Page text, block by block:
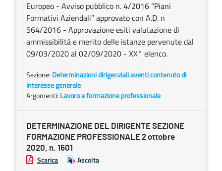
Europeo - Avviso pubblico n. 4/2016 “Piani
Formativi Aziendali” approvato con A.D. n
564/2016 - Approvazione esiti valutazione di
ammissibilità e merito delle istanze pervenute dal
09/03/2020 al 02/09/2020 - XX° elenco.
Sezione: Determinazioni dirigenziali aventi contenuto di
interesse generale
Argomenti: Lavoro e formazione professionale
DETERMINAZIONE DEL DIRIGENTE SEZIONE
FORMAZIONE PROFESSIONALE 2 ottobre
2020, n. 1601
Scarica Ascolta